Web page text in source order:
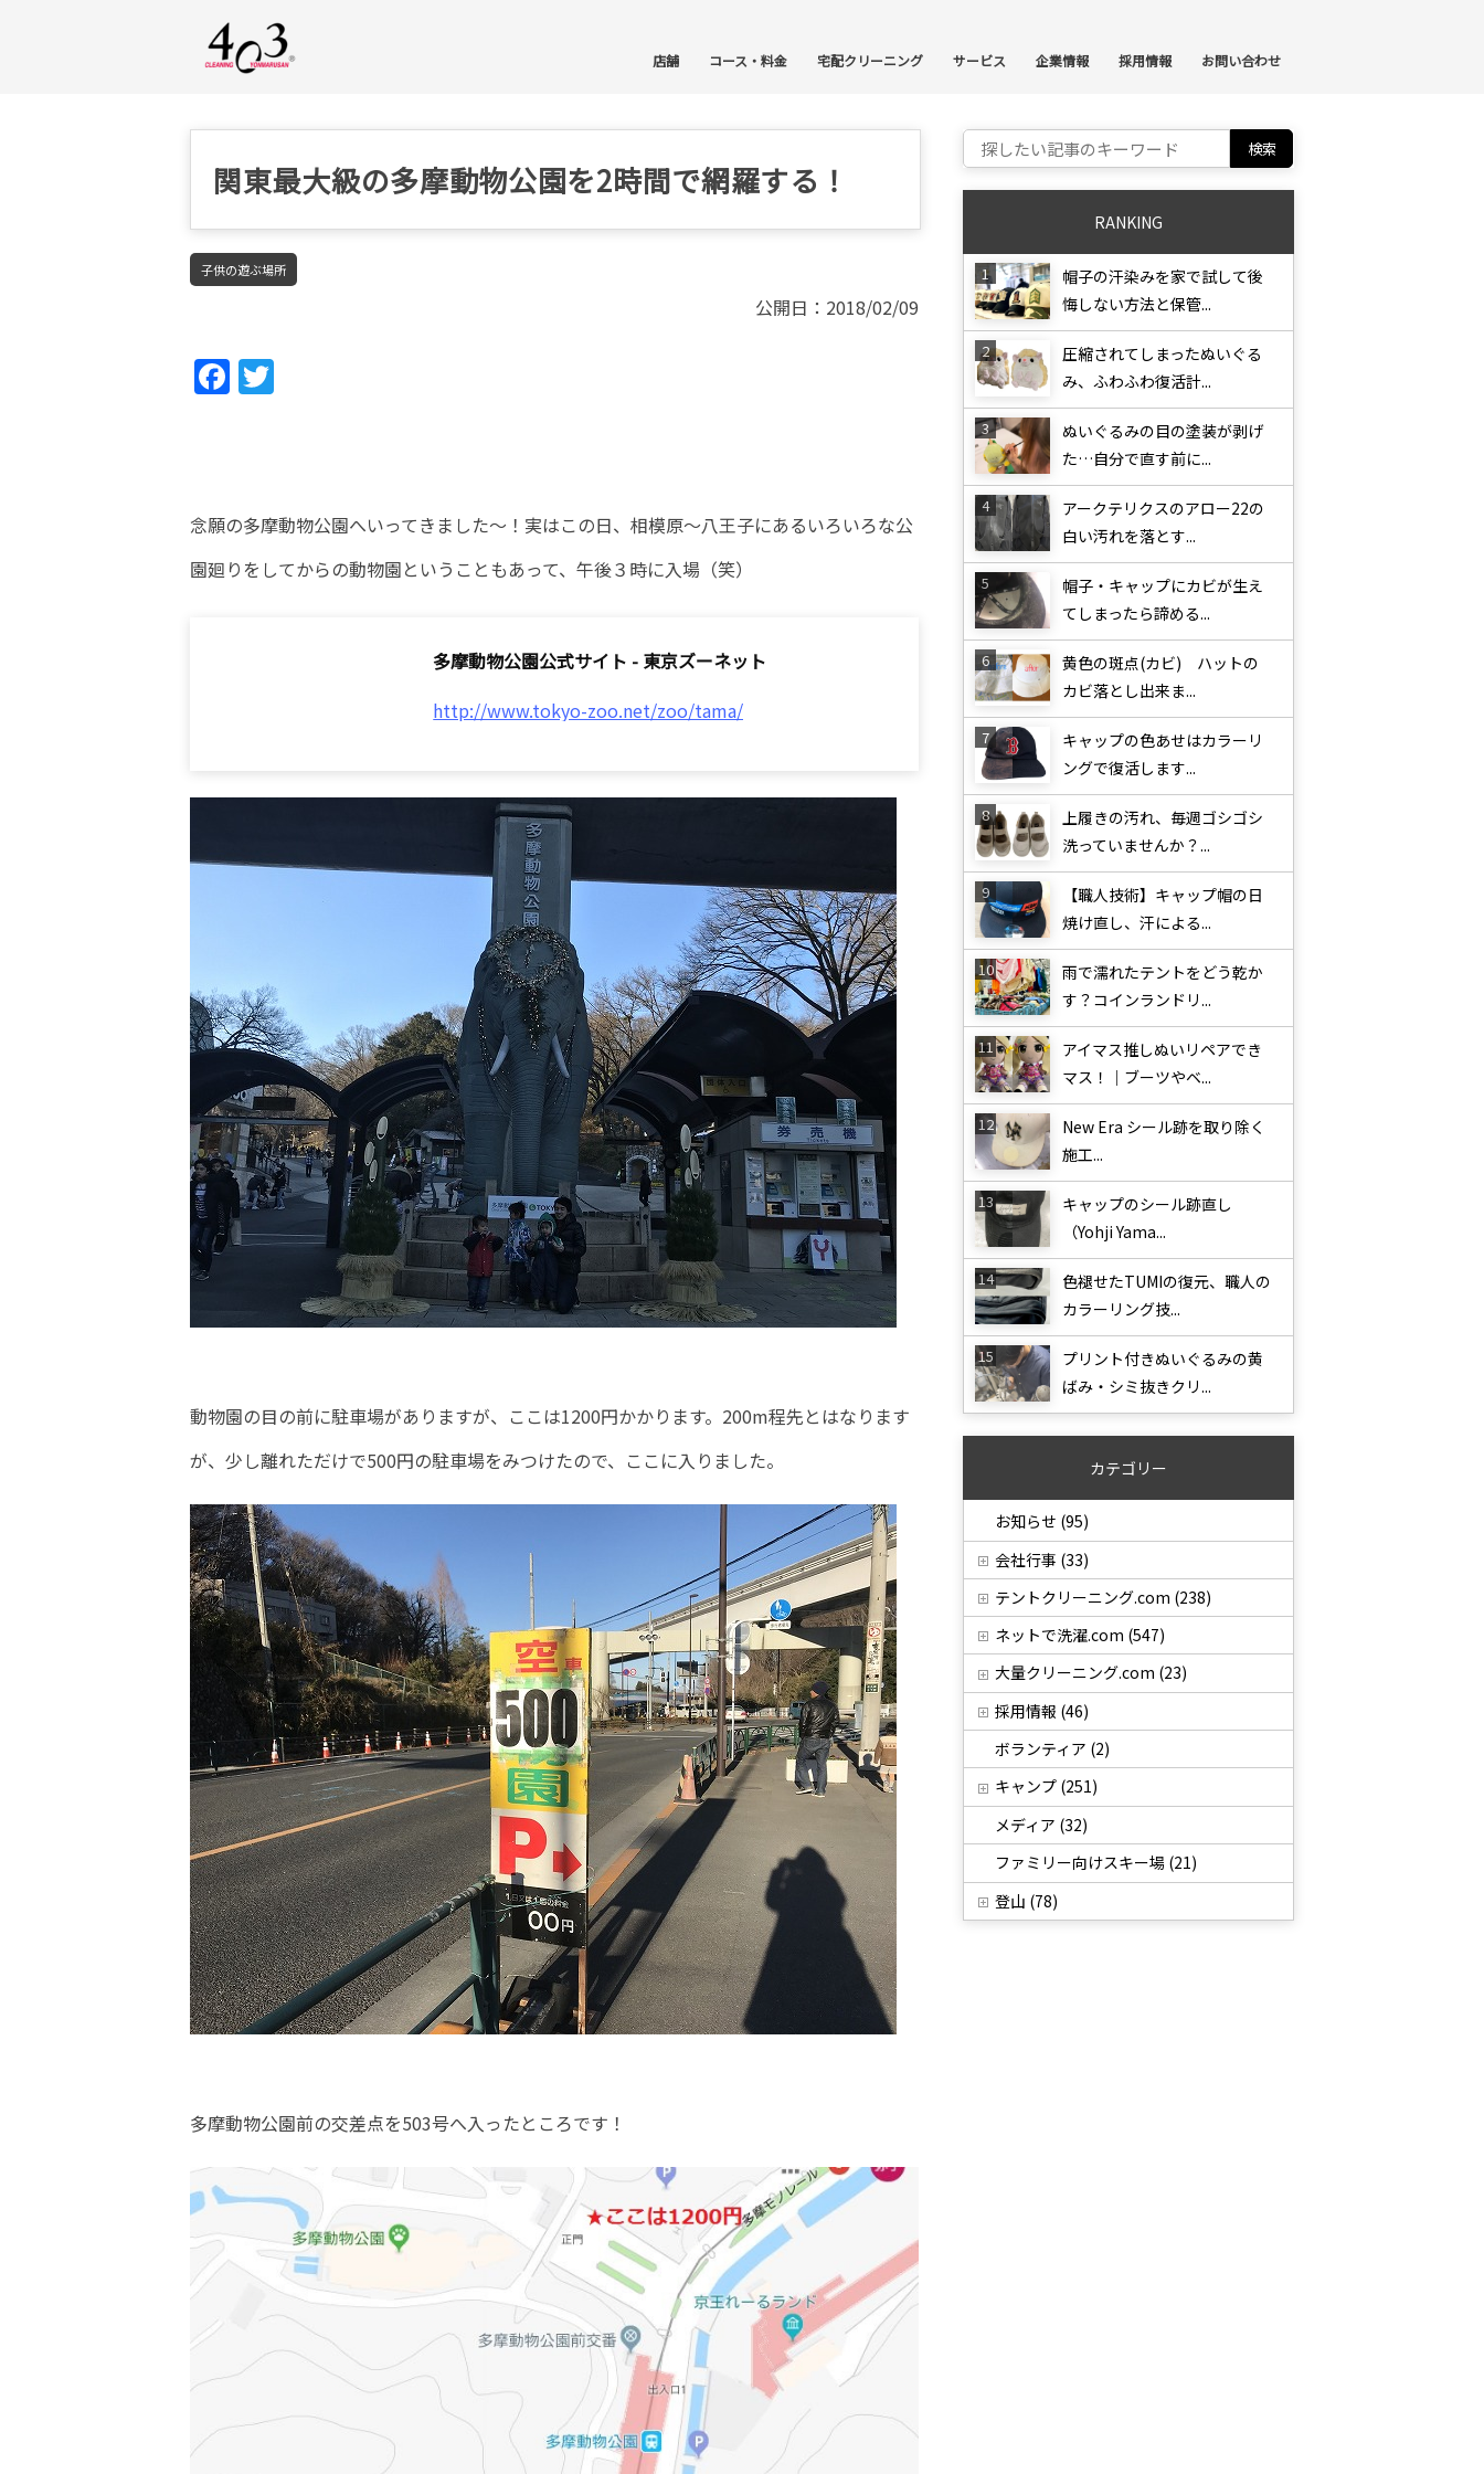
店舗 コース・料金 宅配クリーニング サービス 企業情報 採用情報 お問い合わせ
関東最大級の多摩動物公園を2時間で網羅する！
子供の遊ぶ場所
公開日：2018/02/09
Fac
念願の多摩動物公園へいってきました～！実はこの日、相模原～八王子にあるいろいろな公
園廻りをしてからの動物園ということもあって、午後３時に入場（笑）
多摩動物公園公式サイト - 東京ズーネット
http://www.tokyo-zoo.net/zoo/tama/
動物園の目の前に駐車場がありますが、ここは1200円かかります。200m程先とはなります
が、少し離れただけで500円の駐車場をみつけたので、ここに入りました。
多摩動物公園前の交差点を503号へ入ったところです！
Search for:
RANKING
帽子の汗染みを家で試して後
悔しない方法と保管...
圧縮されてしまったぬいぐる
み、ふわふわ復活計...
ぬいぐるみの目の塗装が剥げ
た…自分で直す前に...
アークテリクスのアロー22の
白い汚れを落とす...
帽子・キャップにカビが生え
てしまったら諦める...
黄色の斑点(カビ) ハットの
カビ落とし出来ま...
キャップの色あせはカラーリ
ングで復活します...
上履きの汚れ、毎週ゴシゴシ
洗っていませんか？...
【職人技術】キャップ帽の日
焼け直し、汗による...
雨で濡れたテントをどう乾か
す？コインランドリ...
アイマス推しぬいリペアでき
マス！｜ブーツやベ...
New Era シール跡を取り除く
施工...
キャップのシール跡直し
（Yohji Yama...
色褪せたTUMIの復元、職人の
カラーリング技...
プリント付きぬいぐるみの黄
ばみ・シミ抜きクリ...
カテゴリー
お知らせ (95)
会社行事 (33)
テントクリーニング.com (238)
ネットで洗濯.com (547)
大量クリーニング.com (23)
採用情報 (46)
ボランティア (2)
キャンプ (251)
メディア (32)
ファミリー向けスキー場 (21)
登山 (78)